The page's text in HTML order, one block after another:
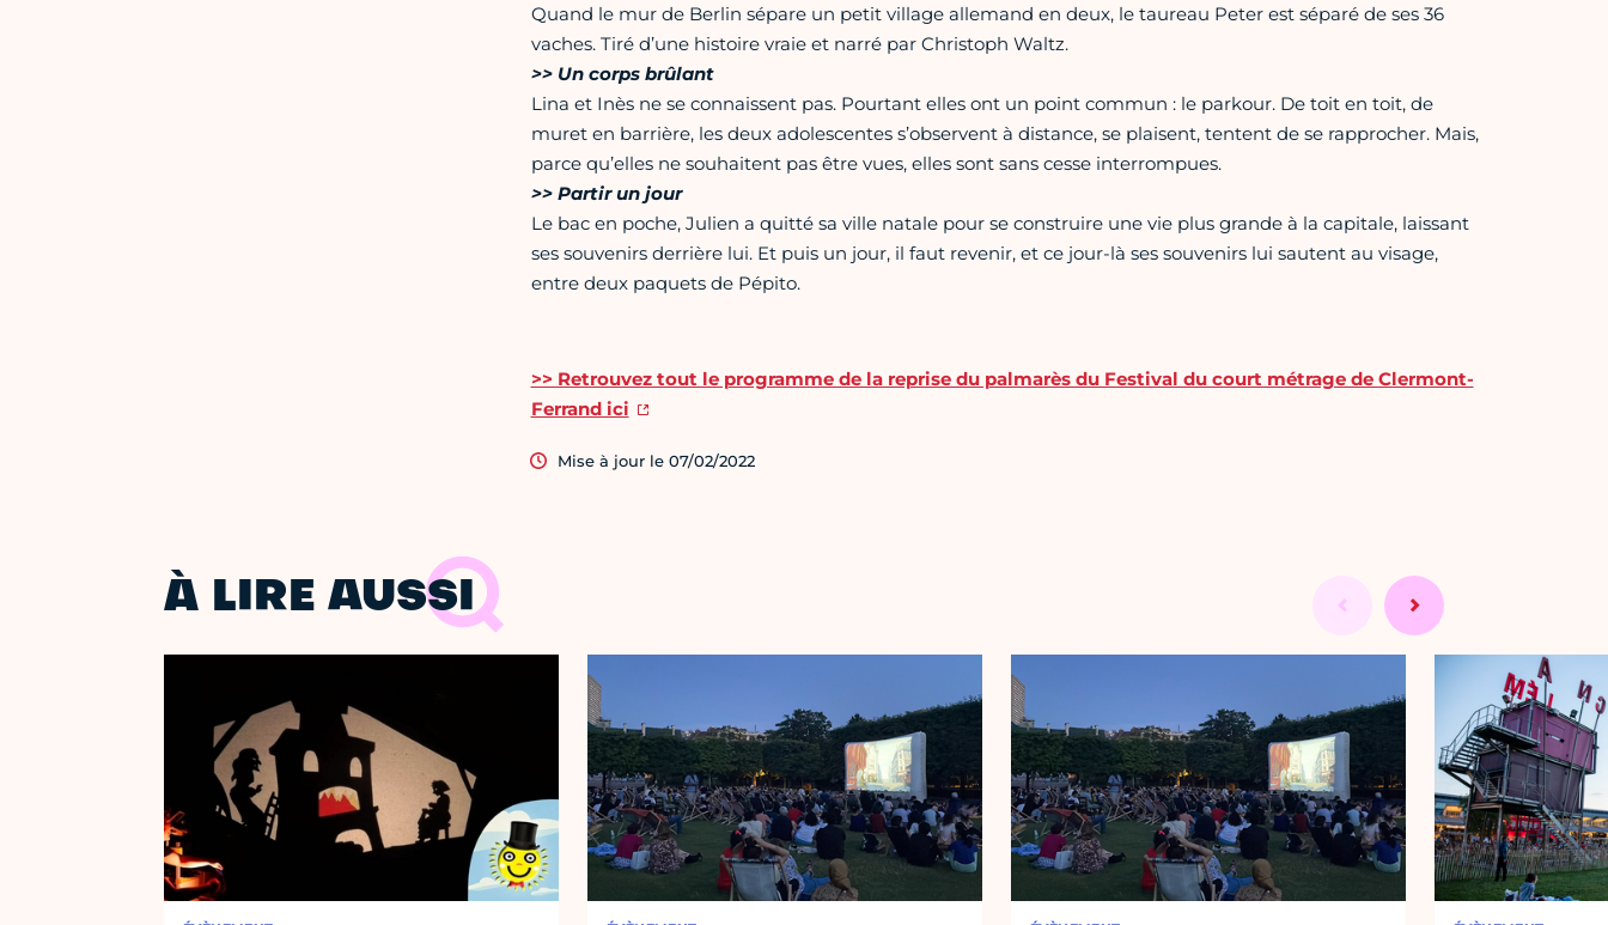
Quand le mur de Berlin sépare un petit village allemand en deux, le taureau Peter est séparé de ses 36
vaches. Tiré d’une histoire vraie et narré par Christoph Waltz.
>> Un corps brûlant
Lina et Inès ne se connaissent pas. Pourtant elles ont un point commun : le parkour. De toit en toit, de
muret en barrière, les deux adolescentes s’observent à distance, se plaisent, tentent de se rapprocher. Mais,
parce qu’elles ne souhaitent pas être vues, elles sont sans cesse interrompues.
>> Partir un jour
Le bac en poche, Julien a quitté sa ville natale pour se construire une vie plus grande à la capitale, laissant
ses souvenirs derrière lui. Et puis un jour, il faut revenir, et ce jour-là ses souvenirs lui sautent au visage,
entre deux paquets de Pépito.
>> Retrouvez tout le programme de la reprise du palmarès du Festival du court métrage de Clermont-
Ferrand ici
Mise à jour le 07/02/2022
À LIRE AUSSI